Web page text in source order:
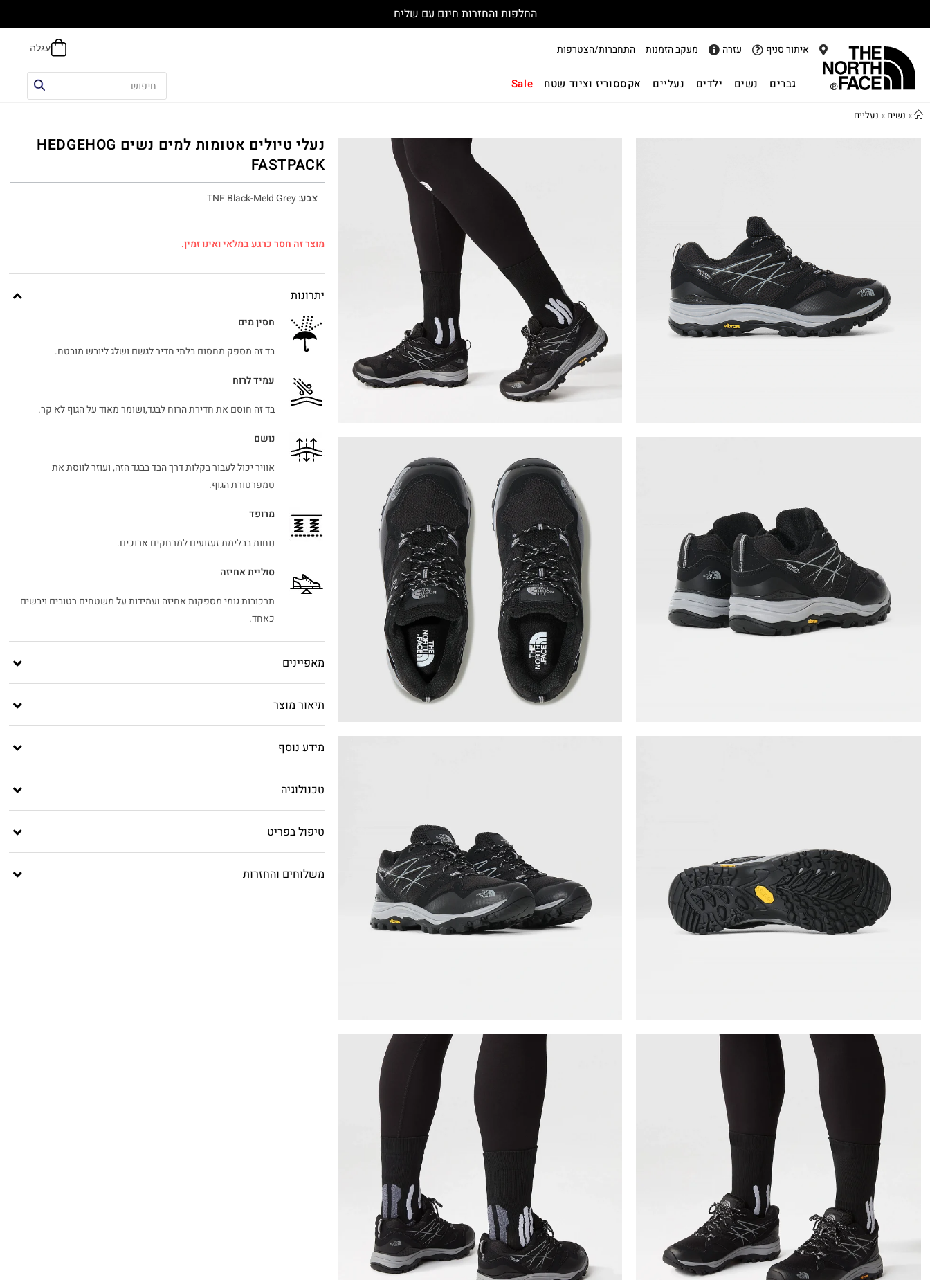
החלפות והחזרות חינם עם שליח
איתור סניף עזרה מעקב הזמנות התחברות/הצטרפות
גברים נשים ילדים נעליים אקססוריז וציוד שטח Sale
» נשים » נעליים
נעלי טיולים אטומות למים נשים HEDGEHOG
FASTPACK
צבע:
TNF Black-Meld Grey
מוצר זה חסר כרגע במלאי ואינו זמין.
יתרונות
חסין מים
בד זה מספק מחסום בלתי חדיר לגשם ושלג ליובש מובטח.
עמיד לרוח
בד זה חוסם את חדירת הרוח לבגד,ושומר מאוד על הגוף לא קר.
נושם
אוויר יכול לעבור בקלות דרך הבד בבגד הזה, ועוזר לווסת את
טמפרטורת הגוף.
מרופד
נוחות בבלימת זעזועים למרחקים ארוכים.
סוליית אחיזה
תרכובות גומי מספקות אחיזה ועמידות על משטחים רטובים ויבשים
כאחד.
מאפיינים
תיאור מוצר
מידע נוסף
טכנולוגיה
טיפול בפריט
משלוחים והחזרות